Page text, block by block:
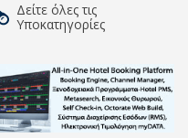
Δείτε όλες τις
Υποκατηγορίες